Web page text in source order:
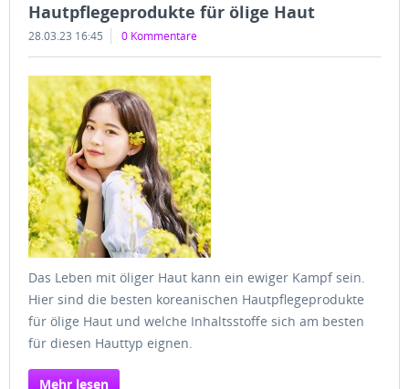
Hautpflegeprodukte für ölige Haut
28.03.23 16:45 0 Kommentare
Das Leben mit öliger Haut kann ein ewiger Kampf sein.
Hier sind die besten koreanischen Hautpflegeprodukte
für ölige Haut und welche Inhaltsstoffe sich am besten
für diesen Hauttyp eignen.
Mehr lesen